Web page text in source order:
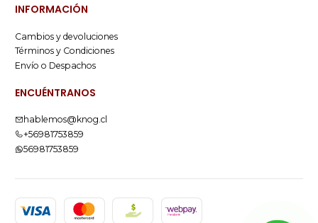
INFORMACIÓN
Cambios y devoluciones
Términos y Condiciones
Envío o Despachos
ENCUÉNTRANOS
hablemos@knog.cl
+56981753859
56981753859